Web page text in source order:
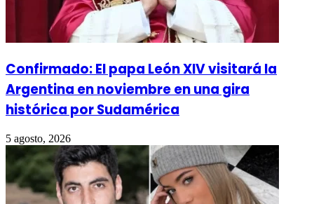
Confirmado: El papa León XIV visitará la
Argentina en noviembre en una gira
histórica por Sudamérica
5 agosto, 2026